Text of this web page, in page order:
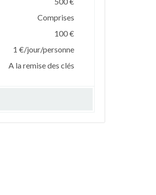
Comprises
100 €
1 €/jour/personne
A la remise des clés